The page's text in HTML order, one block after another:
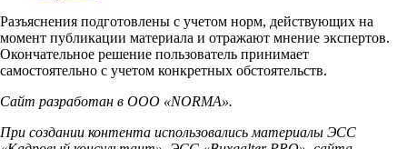
Разъяснения подготовлены с учетом норм, действующих на
момент публикации материала и отражают мнение экспертов.
Окончательное решение пользователь принимает
самостоятельно с учетом конкретных обстоятельств.
Сайт разработан в ООО «NORMA».
При создании контента использовались материалы ЭСС